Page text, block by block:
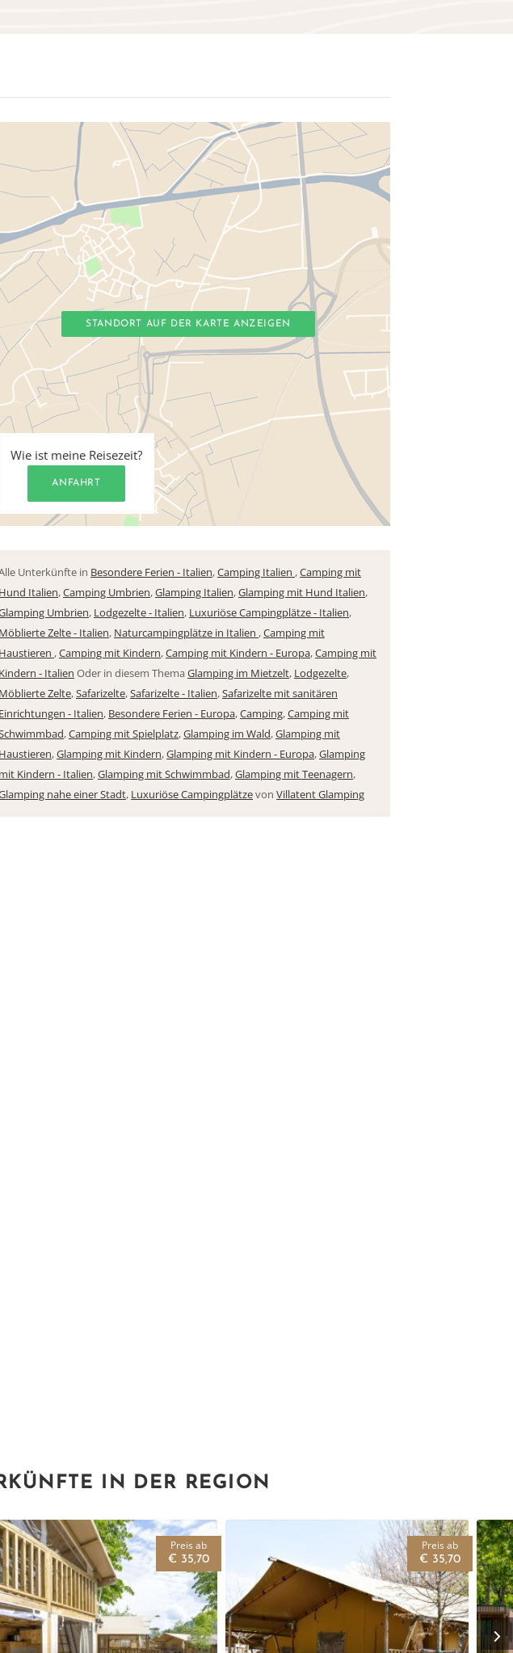
STANDORT AUF DER KARTE ANZEIGEN
Wie ist meine Reisezeit?
ANFAHRT
Unterkünfte in Besondere Ferien - Italien,Camping Italien ,Camping mit
Hund Italien,Camping Umbrien,Glamping Italien,Glamping mit Hund Italien,
Umbrien, Lodgezelte - Italien, Luxuriöse Campingplätze - Italien,
Möblierte Zelte - Italien, Naturcampingplätze in Italien ,Camping mit
Haustieren ,Camping mit Kindern,Camping mit Kindern - Europa,Camping mit
Kindern - Italien Oder in diesem ThemaGlamping im Mietzelt, Lodgezelte,
Möblierte Zelte,Safarizelte,Safarizelte - Italien,Safarizelte mit sanitären
Einrichtungen - Italien, Besondere Ferien - Europa,Camping,Camping mit
,Camping mit Spielplatz,Glamping im Wald,Glamping mit
Haustieren,Glamping mit Kindern,Glamping mit Kindern - Europa,Glamping
mit Kindern - Italien,Glamping mit Schwimmbad,Glamping mit Teenagern,
nahe einer Stadt, Luxuriöse Campingplätzevon Villatent Glamping
IN DER REGION
Preis ab
€ 35,70
Preis ab
€ 35,70
Newsletters.